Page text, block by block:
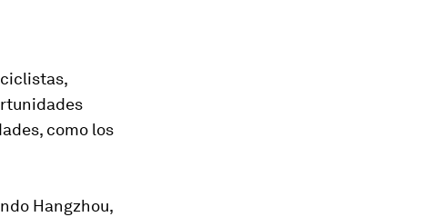
como los
Hangzhou,